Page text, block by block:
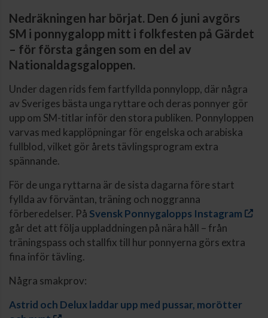
Nedräkningen har börjat. Den 6 juni avgörs
SM i ponnygalopp mitt i folkfesten på Gärdet
– för första gången som en del av
Nationaldagsgaloppen.
Under dagen rids fem fartfyllda ponnylopp, där några
av Sveriges bästa unga ryttare och deras ponnyer gör
upp om SM-titlar inför den stora publiken. Ponnyloppen
varvas med kapplöpningar för engelska och arabiska
fullblod, vilket gör årets tävlingsprogram extra
spännande.
För de unga ryttarna är de sista dagarna före start
fyllda av förväntan, träning och noggranna
förberedelser. På Svensk Ponnygalopps Instagram
går det att följa uppladdningen på nära håll – från
träningspass och stallfix till hur ponnyerna görs extra
fina inför tävling.
Några smakprov:
Astrid och Delux laddar upp med pussar, morötter